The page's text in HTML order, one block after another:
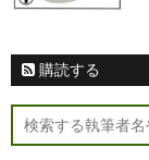
購読する